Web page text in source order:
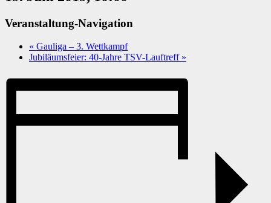
Veranstaltung-Navigation
« Gauliga – 3. Wettkampf
Jubiläumsfeier: 40-Jahre TSV-Lauftreff »